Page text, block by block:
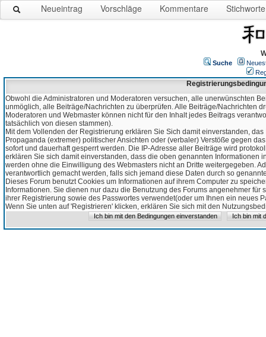
Neueintrag Vorschläge Kommentare Stichworte
Suche
Obwohl die Administratoren und Moderatoren versuchen, alle unerwünschten
unmöglich, alle Beiträge/Nachrichten zu überprüfen. Alle Beiträge/Nachrichten
Moderatoren und Webmaster können nicht für den Inhalt jedes Beitrags
tatsächlich von diesen stammen).
Mit dem Vollenden der Registrierung erklären Sie Sich damit einverstanden,
Propaganda (extremer) politischer Ansichten oder (verbaler) Verstöße gegen
sofort und dauerhaft gesperrt werden. Die IP-Adresse aller Beiträge wird
erklären Sie sich damit einverstanden, dass die oben genannten Informationen
werden ohne die Einwilligung des Webmasters nicht an Dritte weitergegeben.
verantwortlich gemacht werden, falls sich jemand diese Daten durch so
Dieses Forum benutzt Cookies um Informationen auf ihrem Computer zu
Informationen. Sie dienen nur dazu die Benutzung des Forums angenehmer
ihrer Registrierung sowie des Passwortes verwendet(oder um Ihnen ein neues
Wenn Sie unten auf 'Registrieren' klicken, erklären Sie sich mit den